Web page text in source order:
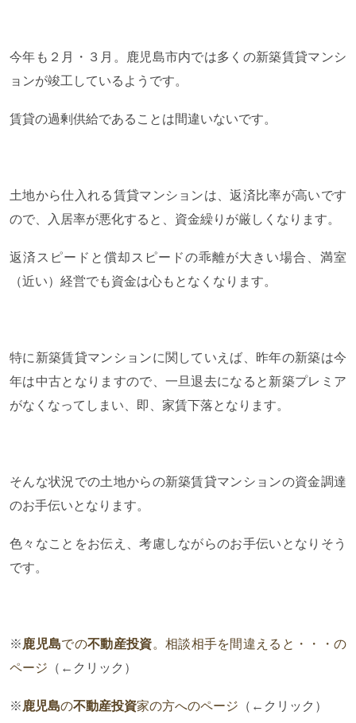
今年も２月・３月。鹿児島市内では多くの新築賃貸マンシ
ョンが竣工しているようです。
賃貸の過剰供給であることは間違いないです。
土地から仕入れる賃貸マンションは、返済比率が高いです
ので、入居率が悪化すると、資金繰りが厳しくなります。
返済スピードと償却スピードの乖離が大きい場合、満室
（近い）経営でも資金は心もとなくなります。
特に新築賃貸マンションに関していえば、昨年の新築は今
年は中古となりますので、一旦退去になると新築プレミア
がなくなってしまい、即、家賃下落となります。
そんな状況での土地からの新築賃貸マンションの資金調達
のお手伝いとなります。
色々なことをお伝え、考慮しながらのお手伝いとなりそう
です。
※ 鹿児島での不動産投資。相談相手を間違えると・・・の
ページ （←クリック）
※ 鹿児島の不動産投資家の方へのページ （←クリック）